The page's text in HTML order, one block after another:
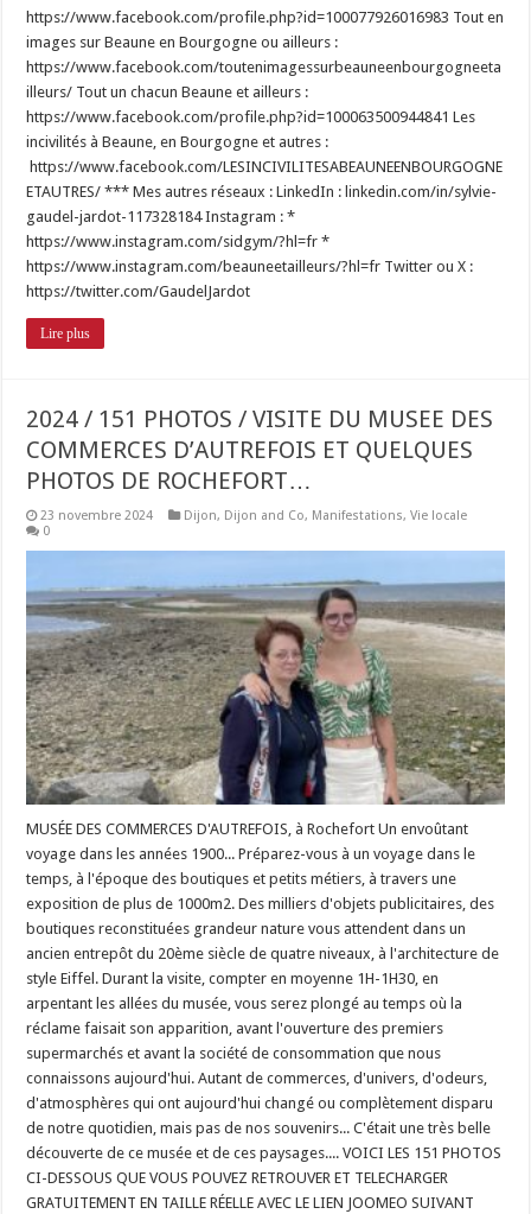
https://www.facebook.com/profile.php?id=100077926016983 Tout en
images sur Beaune en Bourgogne ou ailleurs :
https://www.facebook.com/toutenimagessurbeauneenbourgogneeta
illeurs/ Tout un chacun Beaune et ailleurs :
https://www.facebook.com/profile.php?id=100063500944841 Les
incivilités à Beaune, en Bourgogne et autres :
https://www.facebook.com/LESINCIVILITESABEAUNEENBOURGOGNE
ETAUTRES/ *** Mes autres réseaux : LinkedIn : linkedin.com/in/sylvie-
gaudel-jardot-117328184 Instagram : *
https://www.instagram.com/sidgym/?hl=fr *
https://www.instagram.com/beauneetailleurs/?hl=fr Twitter ou X :
https://twitter.com/GaudelJardot
Lire plus
2024 / 151 PHOTOS / VISITE DU MUSEE DES
COMMERCES D’AUTREFOIS ET QUELQUES
PHOTOS DE ROCHEFORT…
23 novembre 2024 Dijon, Dijon and Co, Manifestations,Vie locale
0
MUSÉE DES COMMERCES D'AUTREFOIS, à Rochefort Un envoûtant
voyage dans les années 1900... Préparez-vous à un voyage dans le
temps, à l'époque des boutiques et petits métiers, à travers une
exposition de plus de 1000m2. Des milliers d'objets publicitaires, des
boutiques reconstituées grandeur nature vous attendent dans un
ancien entrepôt du 20ème siècle de quatre niveaux, à l'architecture de
style Eiffel. Durant la visite, compter en moyenne 1H-1H30, en
arpentant les allées du musée, vous serez plongé au temps où la
réclame faisait son apparition, avant l'ouverture des premiers
supermarchés et avant la société de consommation que nous
connaissons aujourd'hui. Autant de commerces, d'univers, d'odeurs,
d'atmosphères qui ont aujourd'hui changé ou complètement disparu
de notre quotidien, mais pas de nos souvenirs... C'était une très belle
découverte de ce musée et de ces paysages.... VOICI LES 151 PHOTOS
CI-DESSOUS QUE VOUS POUVEZ RETROUVER ET TELECHARGER
GRATUITEMENT EN TAILLE RÉELLE AVEC LE LIEN JOOMEO SUIVANT